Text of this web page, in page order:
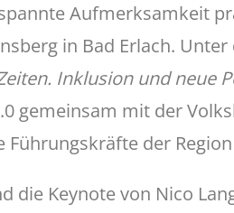
Aufmerksamkeit
in Bad Erlach. Unter
Inklusion und neue
gemeinsam mit der
der
die Keynote von Nico